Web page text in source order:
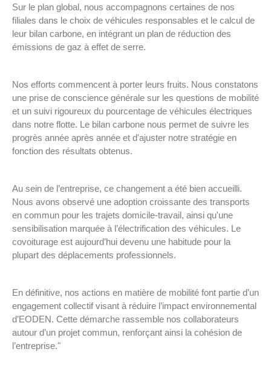
Sur le plan global, nous accompagnons certaines de nos
filiales dans le choix de véhicules responsables et le calcul de
leur bilan carbone, en intégrant un plan de réduction des
émissions de gaz à effet de serre.
Nos efforts commencent à porter leurs fruits. Nous constatons
une prise de conscience générale sur les questions de mobilité
et un suivi rigoureux du pourcentage de véhicules électriques
dans notre flotte. Le bilan carbone nous permet de suivre les
progrès année après année et d'ajuster notre stratégie en
fonction des résultats obtenus.
Au sein de l’entreprise, ce changement a été bien accueilli.
Nous avons observé une adoption croissante des transports
en commun pour les trajets domicile-travail, ainsi qu'une
sensibilisation marquée à l’électrification des véhicules. Le
covoiturage est aujourd’hui devenu une habitude pour la
plupart des déplacements professionnels.
En définitive, nos actions en matière de mobilité font partie d’un
engagement collectif visant à réduire l’impact environnemental
d’EODEN. Cette démarche rassemble nos collaborateurs
autour d’un projet commun, renforçant ainsi la cohésion de
l’entreprise."